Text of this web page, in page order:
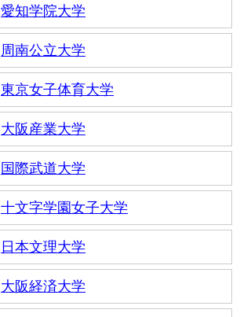
愛知学院大学
周南公立大学
東京女子体育大学
大阪産業大学
国際武道大学
十文字学園女子大学
日本文理大学
大阪経済大学